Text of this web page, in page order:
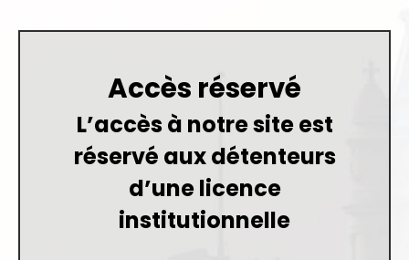
Accès réservé
L’accès à notre site est
réservé aux détenteurs
d’unelicence
institutionnelle